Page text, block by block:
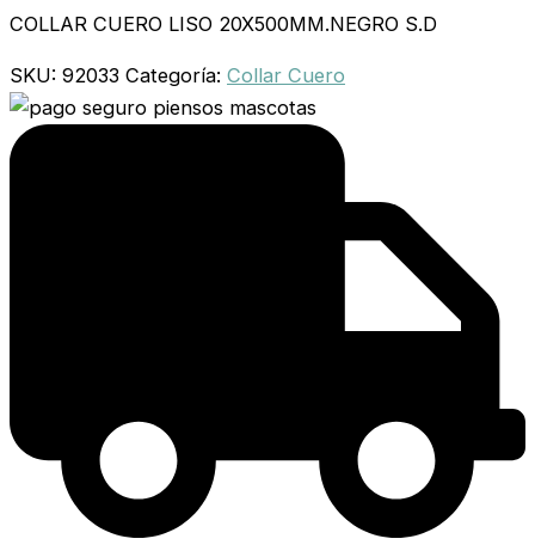
COLLAR CUERO LISO 20X500MM.NEGRO S.D
SKU: 92033 Categoría: Collar Cuero